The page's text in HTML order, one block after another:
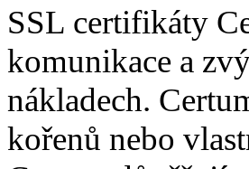
SSL certifikáty
komunikace a
nákladech.
kořenů nebo